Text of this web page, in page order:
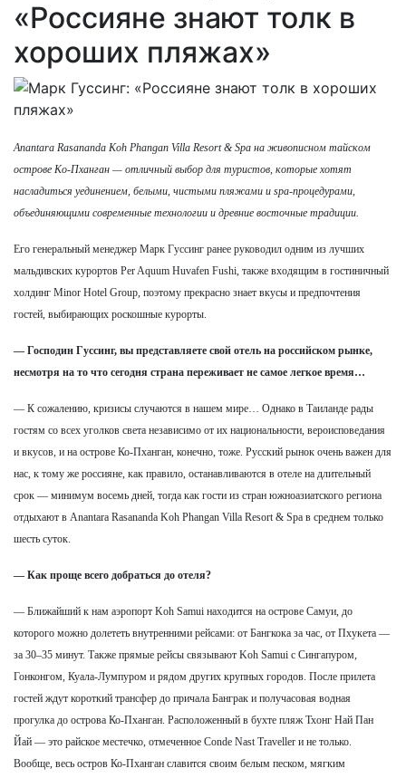
«Россияне знают толк в
хороших пляжах»
Anantara Rasananda Koh Phangan Villa Resort & Spa на живописном тайском
острове Ко-Пханган — отличный выбор для туристов, которые хотят
насладиться уединением, белыми, чистыми пляжами и spa-процедурами,
объединяющими современные технологии и древние восточные традиции.
Его генеральный менеджер Марк Гуссинг ранее руководил одним из лучших
мальдивских курортов Per Aquum Huvafen Fushi, также входящим в гостиничный
холдинг Minor Hotel Group, поэтому прекрасно знает вкусы и предпочтения
гостей, выбирающих роскошные курорты.
— Господин Гуссинг, вы представляете свой отель на российском рынке,
несмотря на то что сегодня страна переживает не самое легкое время…
— К сожалению, кризисы случаются в нашем мире… Однако в Таиланде рады
гостям со всех уголков света независимо от их национальности, вероисповедания
и вкусов, и на острове Ко-Пханган, конечно, тоже. Русский рынок очень важен для
нас, к тому же россияне, как правило, останавливаются в отеле на длительный
срок — минимум восемь дней, тогда как гости из стран южноазиатского региона
отдыхают в Anantara Rasananda Koh Phangan Villa Resort & Spa в среднем только
шесть суток.
— Как проще всего добраться до отеля?
— Ближайший к нам аэропорт Koh Samui находится на острове Самуи, до
которого можно долететь внутренними рейсами: от Бангкока за час, от Пхукета —
за 30–35 минут. Также прямые рейсы связывают Koh Samui с Сингапуром,
Гонконгом, Куала-Лумпуром и рядом других крупных городов. После прилета
гостей ждут короткий трансфер до причала Банграк и получасовая водная
прогулка до острова Ко-Пханган. Расположенный в бухте пляж Тхонг Най Пан
Йай — это райское местечко, отмеченное Conde Nast Traveller и не только.
Вообще, весь остров Ко-Пханган славится своим белым песком, мягким